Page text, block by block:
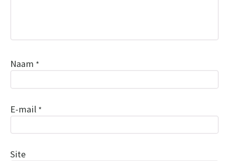
Naam *
E-mail *
Site